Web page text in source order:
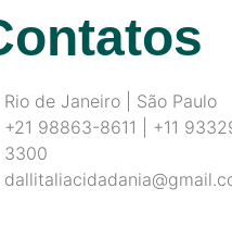
Rio de Janeiro | São Paulo
+21 98863-8611 | +11
3300